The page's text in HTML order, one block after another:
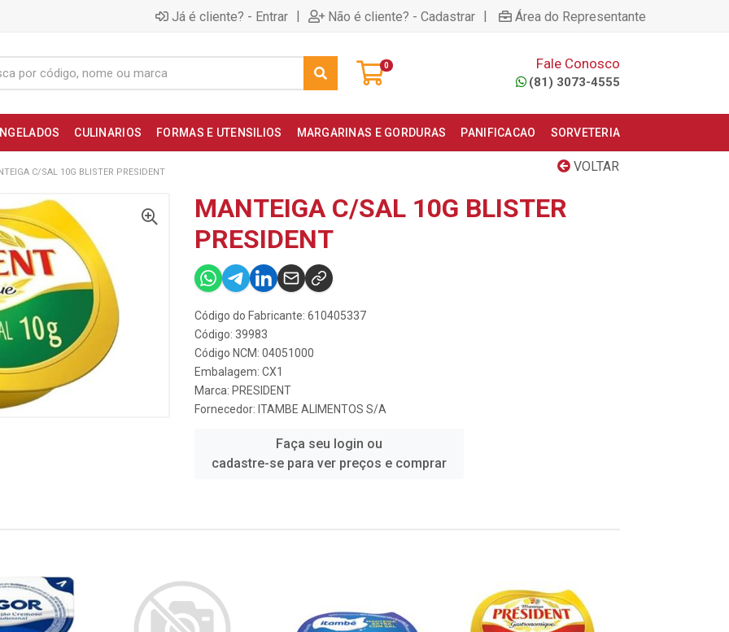
Já é cliente? - Entrar | Não é cliente? - Cadastrar | Área do Representante
0 Fale Conosco
(81) 3073-4555
CULINARIOS FORMAS E UTENSILIOS MARGARINAS E GORDURAS PANIFICACAO SORVETERIA
VOLTAR
C/SAL 10G BLISTER PRESIDENT
MANTEIGA C/SAL 10G BLISTER
PRESIDENT
Código do Fabricante: 610405337
Código: 39983
Código NCM: 04051000
Embalagem: CX1
Marca: PRESIDENT
Fornecedor: ITAMBE ALIMENTOS S/A
Faça seu login ou
cadastre-se para ver preços e comprar